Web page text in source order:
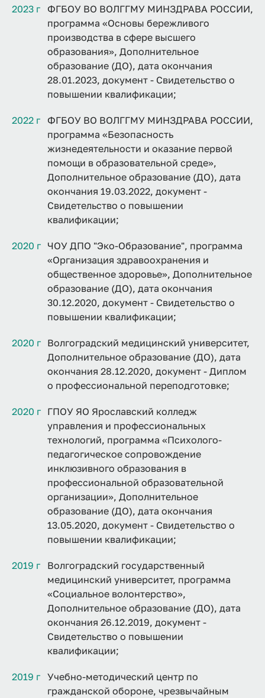
2023 г
ФГБОУ ВО ВОЛГГМУ МИНЗДРАВА РОССИИ,
программа «Основы бережливого
производства в сфере высшего
образования», Дополнительное
образование (ДО), дата окончания
28.01.2023, документ - Свидетельство о
повышении квалификации;
2022 г
ФГБОУ ВО ВОЛГГМУ МИНЗДРАВА РОССИИ,
программа «Безопасность
жизнедеятельности и оказание первой
помощи в образовательной среде»,
Дополнительное образование (ДО), дата
окончания 19.03.2022, документ -
Свидетельство о повышении
квалификации;
2020 г ЧОУ ДПО "Эко-Образование", программа
«Организация здравоохранения и
общественное здоровье», Дополнительное
образование (ДО), дата окончания
30.12.2020, документ - Свидетельство о
повышении квалификации;
2020 г Волгоградский медицинский университет,
Дополнительное образование (ДО), дата
окончания 28.12.2020, документ - Диплом
о профессиональной переподготовке;
2020 г ГПОУ ЯО Ярославский колледж
управления и профессиональных
технологий, программа «Психолого-
педагогическое сопровождение
инклюзивного образования в
профессиональной образовательной
организации», Дополнительное
образование (ДО), дата окончания
13.05.2020, документ - Свидетельство о
повышении квалификации;
2019 г
Волгоградский государственный
медицинский университет, программа
«Социальное волонтерство»,
Дополнительное образование (ДО), дата
окончания 26.12.2019, документ -
Свидетельство о повышении
квалификации;
2019 г Учебно-методический центр по
гражданской обороне, чрезвычайным